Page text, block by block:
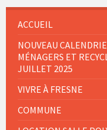
ACCUEIL
NOUVEAU
MÉNAGERS ET
JUILLET 2025
VIVRE À FRESNE
COMMUNE